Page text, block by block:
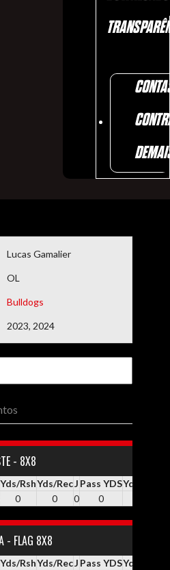
Lucas Gamalier
OL
Bulldogs
2023, 2024
- 8X8
Yds/RshYds/RecJ Pass YDSYds / Pass
0 0 0 0
- FLAG 8X8
Yds/RshYds/RecJ Pass YDSYds / Pass